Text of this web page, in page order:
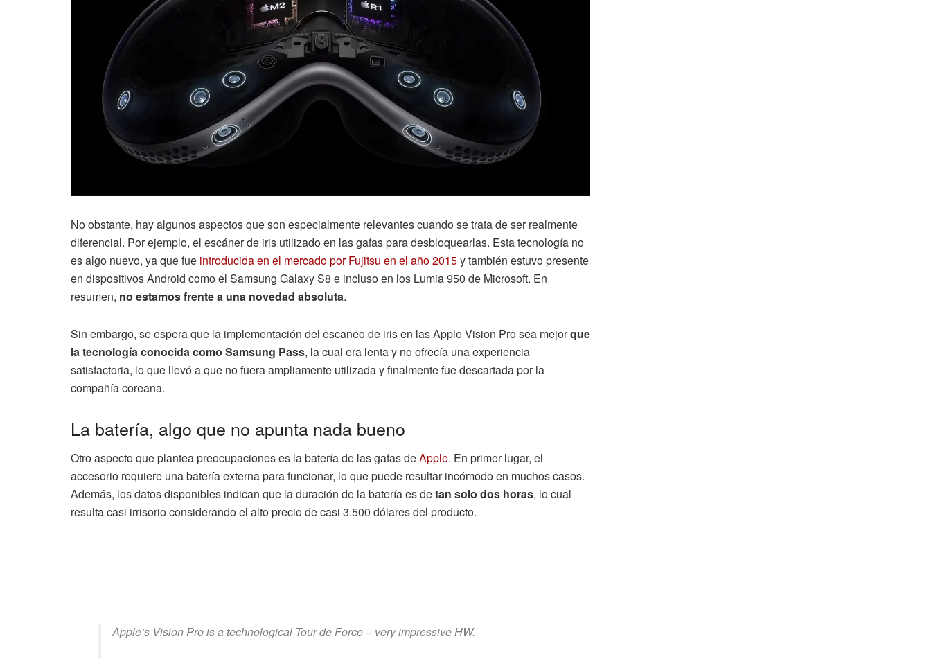
No obstante, hay algunos aspectos que son especialmente relevantes cuando se trata de ser realmente
diferencial. Por ejemplo, el escáner de iris utilizado en las gafas para desbloquearlas. Esta tecnología no
es algo nuevo, ya que fue introducida en el mercado por Fujitsu en el año 2015y también estuvo presente
en dispositivos Android como el Samsung Galaxy S8 e incluso en los Lumia 950 de Microsoft. En
resumen, no estamos frente a una novedad absoluta.
Sin embargo, se espera que la implementación del escaneo de iris en las Apple Vision Pro sea mejorque
la tecnología conocida como Samsung Pass, la cual era lenta y no ofrecía una experiencia
satisfactoria, lo que llevó a que no fuera ampliamente utilizada y finalmente fue descartada por la
compañía coreana.
La batería, algo que no apunta nada bueno
Otro aspecto que plantea preocupaciones es la batería de las gafas deApple. En primer lugar, el
accesorio requiere una batería externa para funcionar, lo que puede resultar incómodo en muchos casos.
Además, los datos disponibles indican que la duración de la batería es detan solo dos horas, lo cual
resulta casi irrisorio considerando el alto precio de casi 3.500 dólares del producto.
Apple’s Vision Pro is a technological Tour de Force – very impressive HW.